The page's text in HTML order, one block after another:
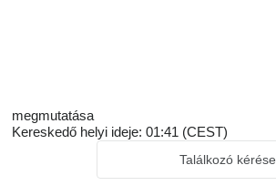
megmutatása
Kereskedő helyi ideje: 01:41 (CEST)
Találkozó kérése